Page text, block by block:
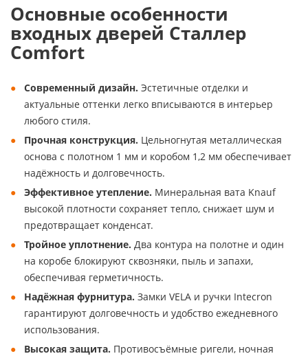
Основные особенности
входных дверей Сталлер
Comfort
Современный дизайн. Эстетичные отделки и
актуальные оттенки легко вписываются в интерьер
любого стиля.
Прочная конструкция. Цельногнутая металлическая
основа с полотном 1 мм и коробом 1,2 мм обеспечивает
надёжность и долговечность.
Эффективное утепление. Минеральная вата Knauf
высокой плотности сохраняет тепло, снижает шум и
предотвращает конденсат.
Тройное уплотнение. Два контура на полотне и один
на коробе блокируют сквозняки, пыль и запахи,
обеспечивая герметичность.
Надёжная фурнитура. Замки VELA и ручки Intecron
гарантируют долговечность и удобство ежедневного
использования.
Высокая защита. Противосъёмные ригели, ночная